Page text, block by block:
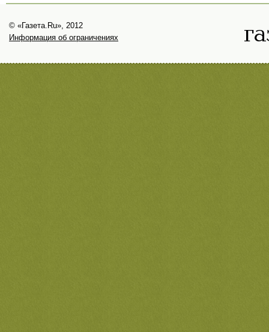
© «Газета.Ru», 2012
Информация об ограничениях